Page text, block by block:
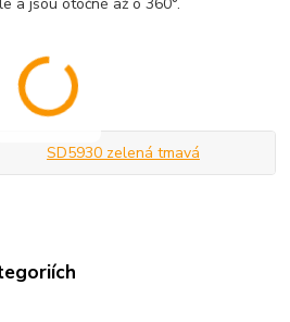
SD5930 zelená tmavá